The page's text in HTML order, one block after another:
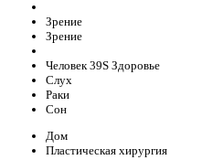
Зрение
Зрение
Человек 39S Здоровье
Слух
Раки
Сон
Дом
Пластическая хирургия